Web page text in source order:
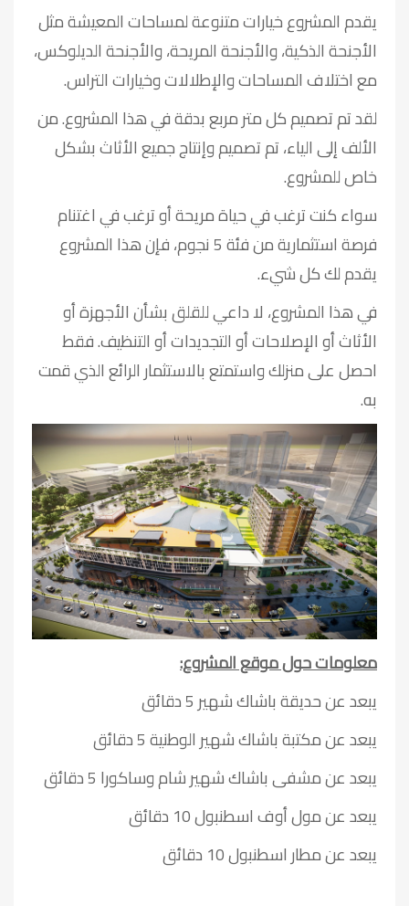
يقدم المشروع خيارات متنوعة لمساحات المعيشة مثل
الأجنحة الذكية، والأجنحة المريحة، والأجنحة الديلوكس،
مع اختلاف المساحات والإطلالات وخيارات التراس.
لقد تم تصميم كل متر مربع بدقة في هذا المشروع. من
الألف إلى الياء، تم تصميم وإنتاج جميع الأثاث بشكل
خاص للمشروع.
سواء كنت ترغب في حياة مريحة أو ترغب في اغتنام
فرصة استثمارية من فئة 5 نجوم، فإن هذا المشروع
يقدم لك كل شيء.
في هذا المشروع، لا داعي للقلق بشأن الأجهزة أو
الأثاث أو الإصلاحات أو التجديدات أو التنظيف. فقط
احصل على منزلك واستمتع بالاستثمار الرائع الذي قمت
به.
معلومات حول موقع المشروع:
يبعد عن حديقة باشاك شهير 5 دقائق
يبعد عن مكتبة باشاك شهير الوطنية 5 دقائق
يبعد عن مشفى باشاك شهير شام وساكورا 5 دقائق
يبعد عن مول أوف اسطنبول 10 دقائق
يبعد عن مطار اسطنبول 10 دقائق